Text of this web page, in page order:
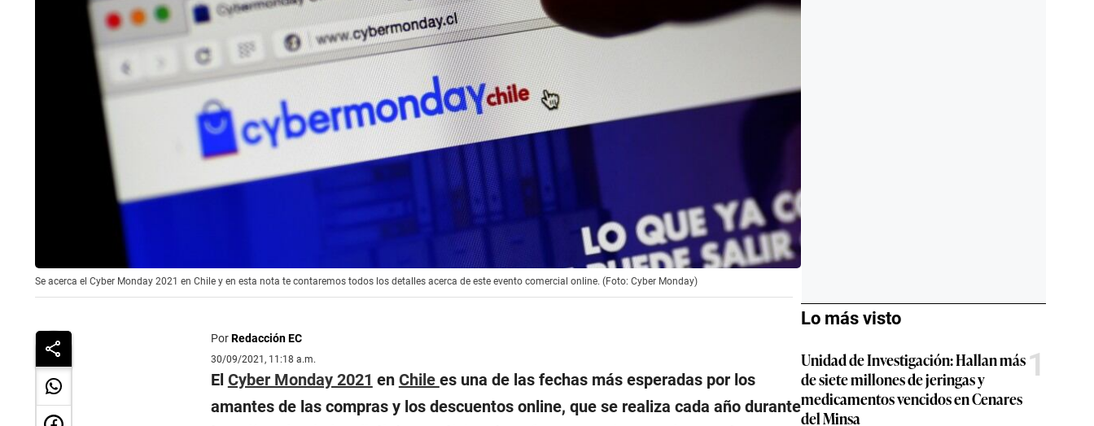
Se acerca el Cyber Monday 2021 en Chile y en esta nota te contaremos todos los detalles acerca de este evento comercial online. (Foto: Cyber Monday)
PorRedacción EC
30/09/2021, 11:18 a.m.
El Cyber Monday 2021 en Chile es una de las fechas más esperadas por los
amantes de las compras y los descuentos online, que se realiza cada año durante
Lo más visto
Unidad de Investigación: Hallan más
de siete millones de jeringas y
medicamentos vencidos en Cenares
del Minsa
1